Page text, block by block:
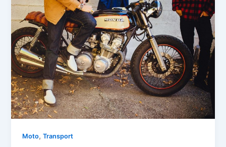
Moto,Transport